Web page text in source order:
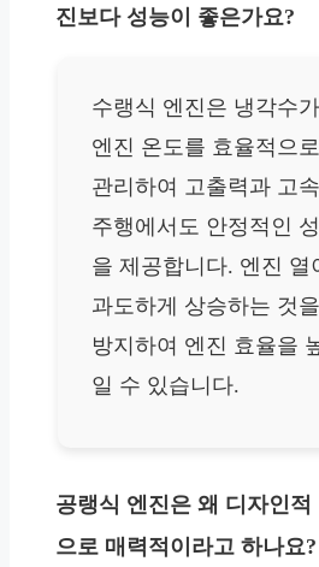
진보다 성능이 좋은가요?
수랭식 엔진은 냉각수가
엔진 온도를 효율적으로
관리하여 고출력과 고속
주행에서도 안정적인
을 제공합니다. 엔진 열
과도하게 상승하는 것을
방지하여 엔진 효율을
일 수 있습니다.
공랭식 엔진은 왜 디자인적
으로 매력적이라고 하나요?